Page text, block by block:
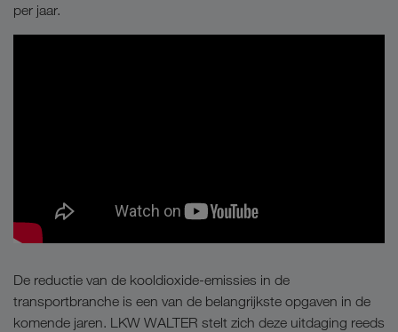
per jaar.
De reductie van de kooldioxide-emissies in de
transportbranche is een van de belangrijkste opgaven in de
komende jaren. LKW WALTER stelt zich deze uitdaging reeds